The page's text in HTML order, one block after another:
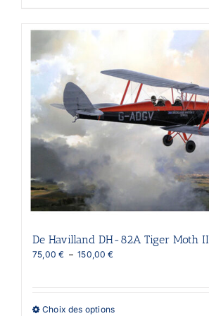
peuvent
être
choisies
sur
De Havilland DH-82A Tiger Moth II
75,00€ – 150,00€Plage
Choix des optionsCe